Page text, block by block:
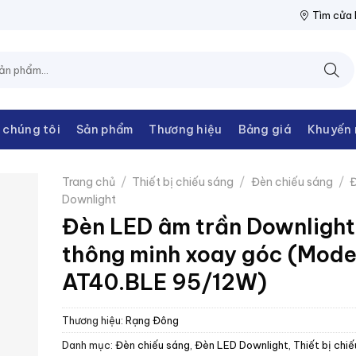
THANH CHÂU NPPTìm cửa
chúng tôi Sản phẩm Thương hiệu Bảng giá Khuyến
Trang chủ / Thiết bị chiếu sáng / Đèn chiếu sáng /
Downlight
Đèn LED âm trần Downlight
thông minh xoay góc
AT40.BLE 95/12W)
Thương hiệu: Rạng Đông
Danh mục: Đèn chiếu sáng Đèn LED Downlight Thiết bị